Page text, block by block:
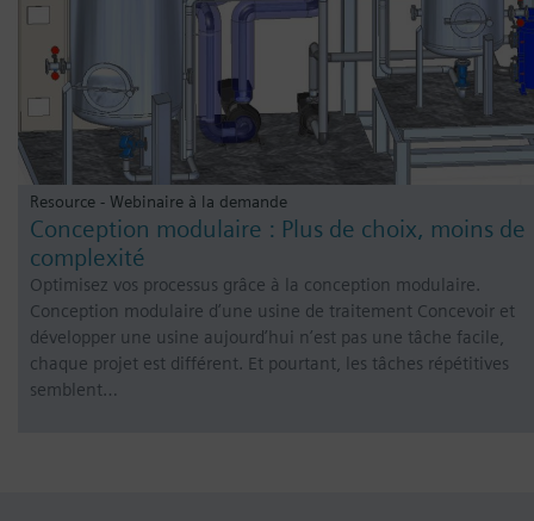
Resource - Webinaire à la demande
Conception modulaire : Plus de choix, moins de
complexité
Optimisez vos processus grâce à la conception modulaire.
Conception modulaire d’une usine de traitement Concevoir et
développer une usine aujourd’hui n’est pas une tâche facile,
chaque projet est différent. Et pourtant, les tâches répétitives
semblent…